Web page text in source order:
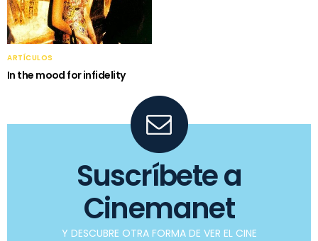
ARTÍCULOS
In the mood for infidelity
Suscríbete a
Cinemanet
Y DESCUBRE OTRA FORMA DE VER EL CINE